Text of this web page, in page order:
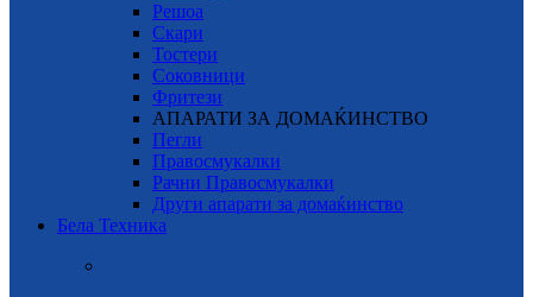
Решоа
Скари
Тостери
Соковници
Фритези
АПАРАТИ ЗА ДОМАЌИНСТВО
Пегли
Правосмукалки
Рачни Правосмукалки
Други апарати за домаќинство
Бела Техника